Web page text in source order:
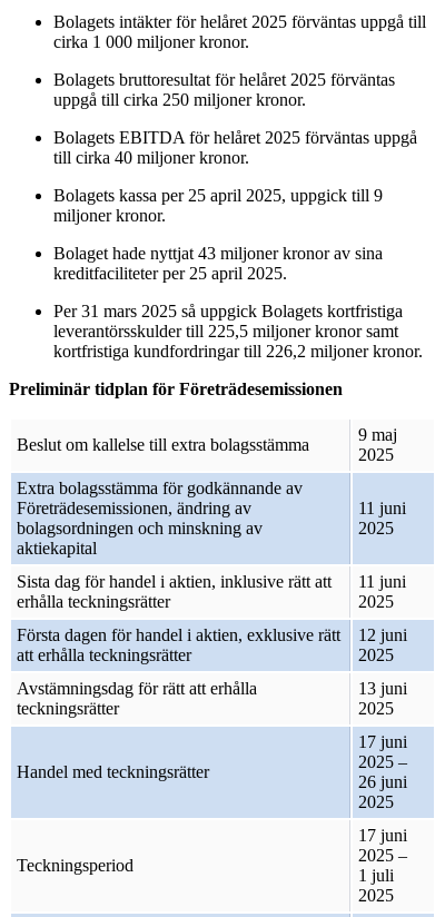
Bolagets intäkter för helåret 2025 förväntas uppgå till
cirka 1 000 miljoner kronor.
Bolagets bruttoresultat för helåret 2025 förväntas
uppgå till cirka 250 miljoner kronor.
Bolagets EBITDA för helåret 2025 förväntas uppgå
till cirka 40 miljoner kronor.
Bolagets kassa per 25 april 2025, uppgick till 9
miljoner kronor.
Bolaget hade nyttjat 43 miljoner kronor av sina
kreditfaciliteter per 25 april 2025.
Per 31 mars 2025 så uppgick Bolagets kortfristiga
leverantörsskulder till 225,5 miljoner kronor samt
kortfristiga kundfordringar till 226,2 miljoner kronor.
Preliminär tidplan för Företrädesemissionen
Beslut om kallelse till extra bolagsstämma
9 maj
2025
Extra bolagsstämma för godkännande av
Företrädesemissionen, ändring av
bolagsordningen och minskning av
aktiekapital
11 juni
2025
Sista dag för handel i aktien, inklusive rätt att
erhålla teckningsrätter
11 juni
2025
Första dagen för handel i aktien, exklusive rätt
att erhålla teckningsrätter
12 juni
2025
Avstämningsdag för rätt att erhålla
teckningsrätter
13 juni
2025
Handel med teckningsrätter
17 juni
2025 –
26 juni
2025
Teckningsperiod
17 juni
2025 –
1 juli
2025